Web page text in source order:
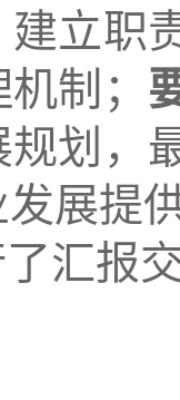
立职
制；
划，
展提
汇报